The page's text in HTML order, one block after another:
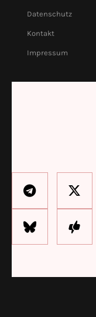
Datenschutz
Kontakt
Impressum